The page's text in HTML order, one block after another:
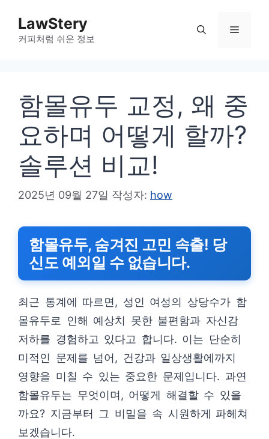
LawStery
커피처럼 쉬운 정보
메
함몰유두 교정, 왜 중
요하며 어떻게 할까?
솔루션 비교!
2025년 09월 27일 작성자: how
함몰유두, 숨겨진 고민 속출! 당
신도 예외일 수 없습니다.
최근 통계에 따르면, 성인 여성의 상당수가 함
몰유두로 인해 예상치 못한 불편함과 자신감
저하를 경험하고 있다고 합니다. 이는 단순히
미적인 문제를 넘어, 건강과 일상생활에까지
영향을 미칠 수 있는 중요한 문제입니다. 과연
함몰유두는 무엇이며, 어떻게 해결할 수 있을
까요? 지금부터 그 비밀을 속 시원하게 파헤쳐
보겠습니다.